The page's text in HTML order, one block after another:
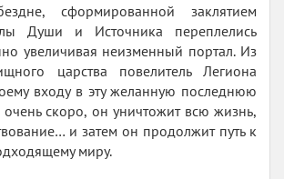
сформированной заклятием
Души и Источника переплелись
увеличивая неизменный портал. Из
царства повелитель Легиона
входу в эту желанную последнюю
скоро, он уничтожит всю жизнь,
и затем он продолжит путь к
миру.